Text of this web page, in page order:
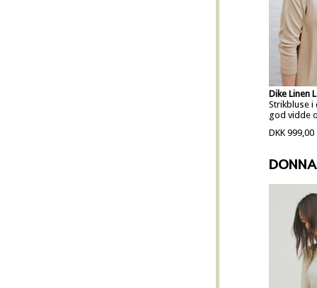
Dike Linen
Strikbluse i
god vidde
DKK 999,00
DONNA